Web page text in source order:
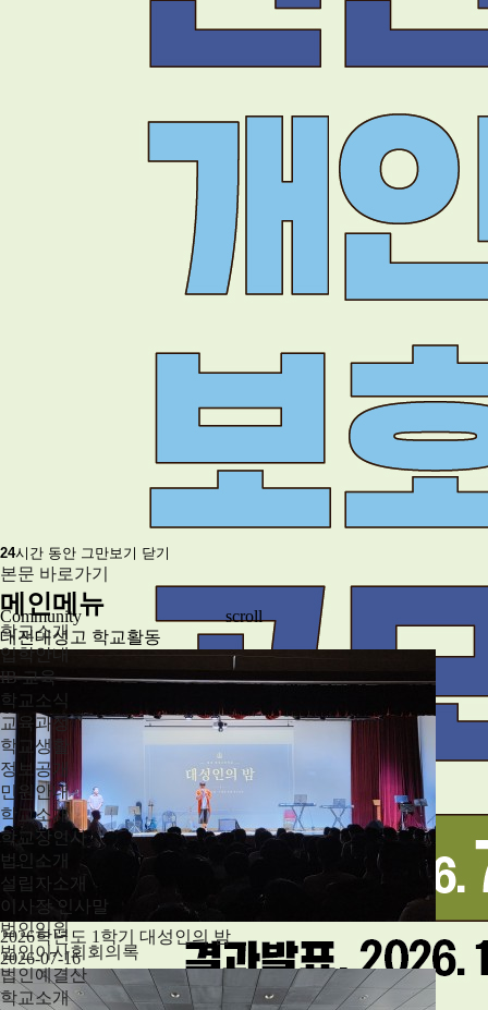
24시간 동안 그만보기 닫기
본문 바로가기
메인메뉴
학교소개
입학안내
IB 교육
학교소식
교육과정
학교생활
정보공개
민원안내
학교소개
학교장인사
법인소개
설립자소개
이사장 인사말
법인임원
법인이사회회의록
법인예결산
학교소개
scroll
Community
대전대성고 학교활동
2026학년도 1학기 대성인의 밤
2026-07-16